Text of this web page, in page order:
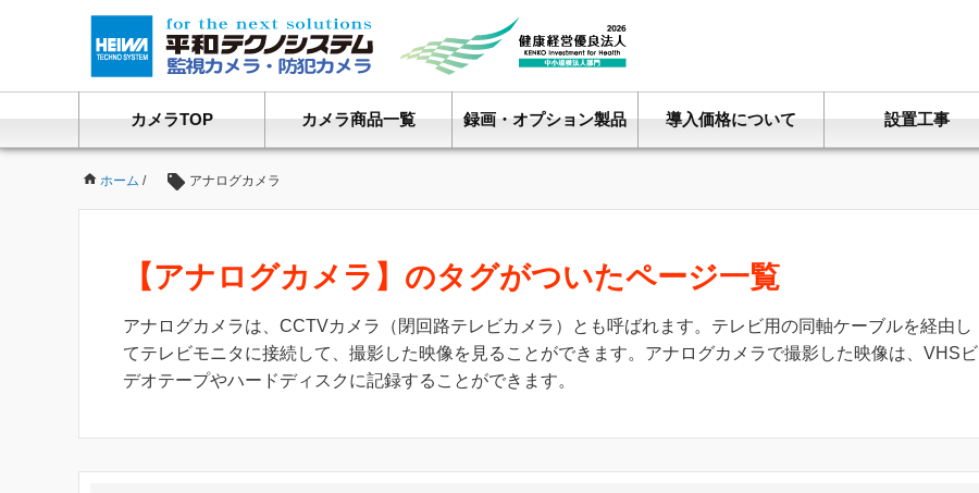
カメラTOP カメラ商品一覧 録画・オプション製品 導入価格について 設置工事
ホーム / アナログカメラ
【アナログカメラ】のタグがついたページ一覧
アナログカメラは、CCTVカメラ（閉回路テレビカメラ）とも呼ばれます。テレビ用の同軸ケーブルを経由し
てテレビモニタに接続して、撮影した映像を見ることができます。アナログカメラで撮影した映像は、VHSビ
デオテープやハードディスクに記録することができます。